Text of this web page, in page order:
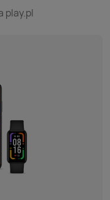
play.pl